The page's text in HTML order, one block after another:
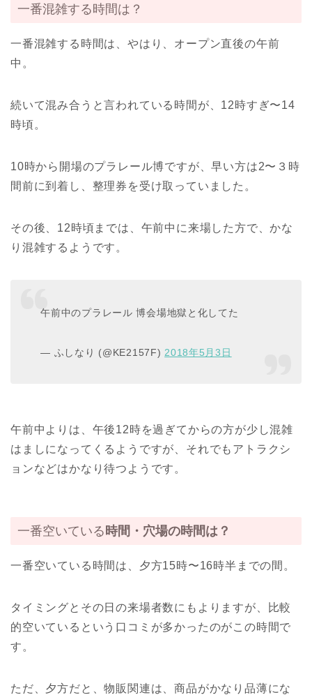
一番混雑する時間は？
一番混雑する時間は、やはり、オープン直後の午前
中。
続いて混み合うと言われている時間が、12時すぎ〜14
時頃。
10時から開場のプラレール博ですが、早い方は2〜３時
間前に到着し、整理券を受け取っていました。
その後、12時頃までは、午前中に来場した方で、かな
り混雑するようです。
午前中のプラレール 博会場地獄と化してた
— ふしなり (@KE2157F) 2018年5月3日
午前中よりは、午後12時を過ぎてからの方が少し混雑
はましになってくるようですが、それでもアトラクシ
ョンなどはかなり待つようです。
一番空いている時間・穴場の時間は？
一番空いている時間は、夕方15時〜16時半までの間。
タイミングとその日の来場者数にもよりますが、比較
的空いているという口コミが多かったのがこの時間で
す。
ただ、夕方だと、物販関連は、商品がかなり品薄にな